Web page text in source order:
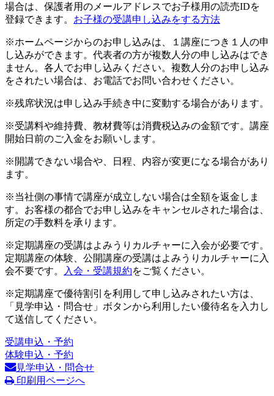
場合は、保護者用のメールアドレスでお子様用の読売IDを
登録できます。 お子様の受講申し込みをする方法
※ホームページからのお申し込みは、１講座につき１人の申
し込みができます。代表者の方が複数人分の申し込みはでき
ません。各人でお申し込みください。複数人分のお申し込み
をされたい場合は、お電話でお問い合わせください。
※残席状況は申し込み手続き中に変動する場合があります。
※受講料や維持費、教材費等は消費税込みの金額です。講座
開始日前のご入金をお願いします。
※開講できない場合や、日程、内容が変更になる場合があり
ます。
※当社側の事情で講座が成立しない場合は全額を返金しま
す。お客様の都合でお申し込みをキャンセルされた場合は、
所定の手数料を承ります。
※定期講座の受講はよみうりカルチャーに入会が必要です。
定期講座の体験、公開講座の受講はよみうりカルチャーに入
会不要です。
入会・受講規約をご覧ください。
※定期講座で優待割引を利用して申し込みされたい方は、
「見学申込・問合せ」ボタンから利用したい優待名を入力し
て送信してください。
受講申込・予約
体験申込・予約
見学申込・問合せ
印刷用ページへ